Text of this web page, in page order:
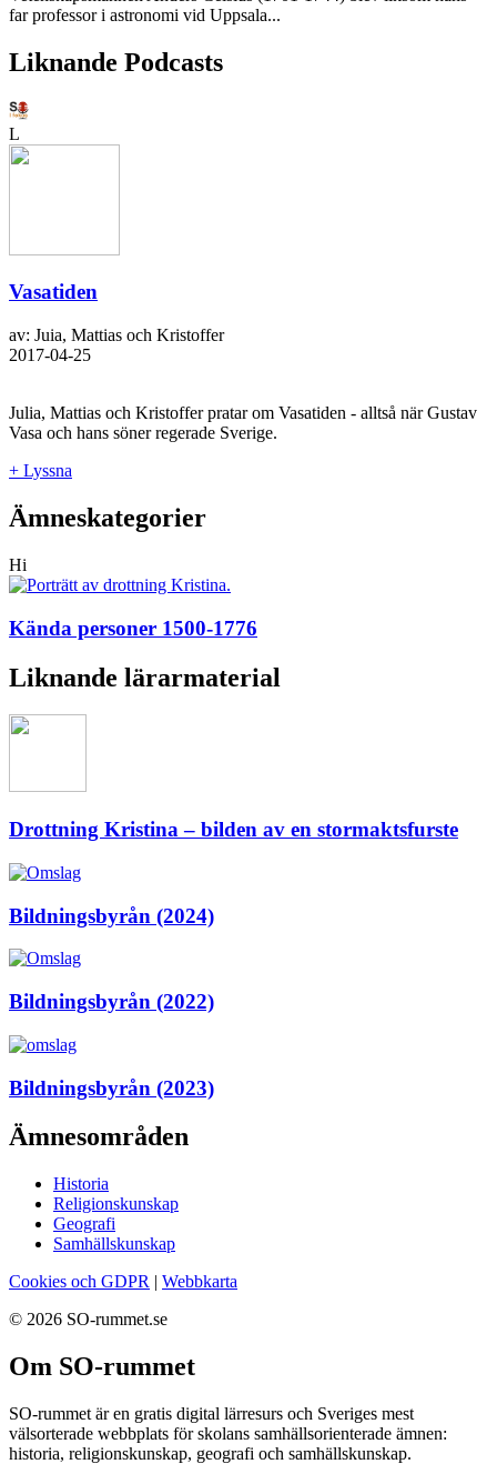
far professor i astronomi vid Uppsala...
Liknande Podcasts
L
Vasatiden
av: Juia, Mattias och Kristoffer
2017-04-25
Julia, Mattias och Kristoffer pratar om Vasatiden - alltså när Gustav
Vasa och hans söner regerade Sverige.
+ Lyssna
Ämneskategorier
Hi
Kända personer 1500-1776
Liknande lärarmaterial
Drottning Kristina – bilden av en stormaktsfurste
Bildningsbyrån (2024)
Bildningsbyrån (2022)
Bildningsbyrån (2023)
Ämnesområden
Historia
Religionskunskap
Geografi
Samhällskunskap
Cookies och GDPR | Webbkarta
© 2026 SO-rummet.se
Om SO-rummet
SO-rummet är en gratis digital lärresurs och Sveriges mest
välsorterade webbplats för skolans samhällsorienterade ämnen:
historia, religionskunskap, geografi och samhällskunskap.